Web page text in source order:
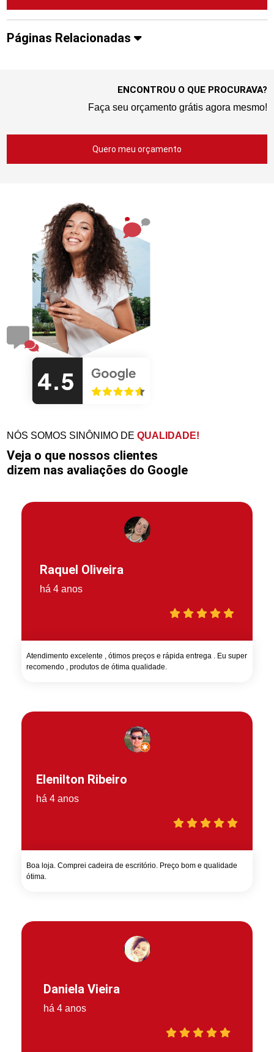
Páginas Relacionadas
ENCONTROU O QUE PROCURAVA?
Faça seu orçamento grátis agora mesmo!
Quero meu orçamento
NÓS SOMOS SINÔNIMO DEQUALIDADE!
Veja o que nossos clientes
dizem nas avaliações do Google
Raquel Oliveira
há 4 anos
Atendimento excelente , ótimos preços e rápida entrega . Eu super
recomendo , produtos de ótima qualidade.
Elenilton Ribeiro
há 4 anos
Boa loja. Comprei cadeira de escritório. Preço bom e qualidade
ótima.
Daniela Vieira
há 4 anos